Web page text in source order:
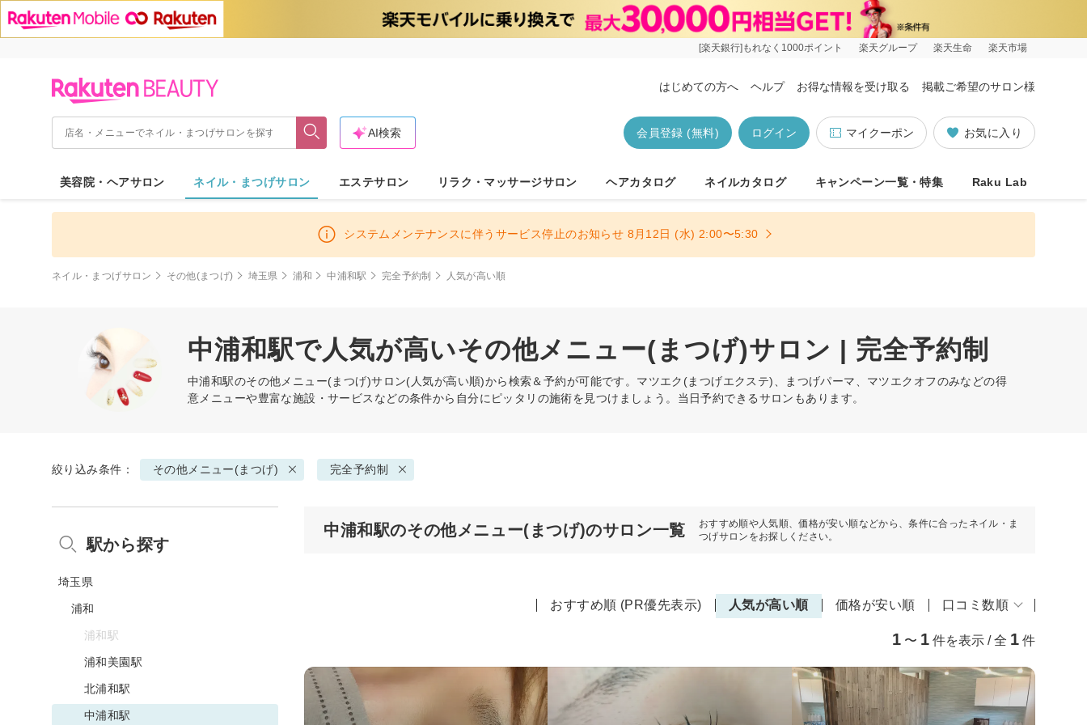
[楽天銀行]もれなく1000ポイント 楽天グループ 楽天生命 楽天市場
はじめての方へ ヘルプ お得な情報を受け取る 掲載ご希望のサロン様
お気に入り
マイクーポン
ログイン
会員登録 (無料)
AI検索
美容院・ヘアサロン ネイル・まつげサロン エステサロン リラク・マッサージサロン ヘアカタログ ネイルカタログ キャンペーン一覧・特集 Raku Lab
システムメンテナンスに伴うサービス停止のお知らせ 8月12日 (水) 2:00〜5:30
ネイル・まつげサロン その他(まつげ) 埼玉県 浦和 中浦和駅 完全予約制 人気が高い順
中浦和駅で人気が高いその他メニュー(まつげ)サロン | 完全予約制
中浦和駅のその他メニュー(まつげ)サロン(人気が高い順)から検索＆予約が可能です。マツエク(まつげエクステ)、まつげパーマ、マツエクオフのみなどの得
意メニューや豊富な施設・サービスなどの条件から自分にピッタリの施術を見つけましょう。当日予約できるサロンもあります。
絞り込み条件： その他メニュー(まつげ) 完全予約制
中浦和駅のその他メニュー(まつげ)のサロン一覧
おすすめ順や人気順、価格が安い順などから、条件に合ったネイル・ま
つげサロンをお探しください。
おすすめ順 (PR優先表示) 人気が高い順 価格が安い順 口コミ数順
1 〜 1 件を表示 / 全 1 件
駅から探す
埼玉県
浦和
浦和駅
浦和美園駅
北浦和駅
中浦和駅